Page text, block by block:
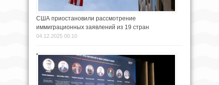
США приостановили рассмотрение
иммиграционных заявлений из 19 стран
04.12.2025 00:10